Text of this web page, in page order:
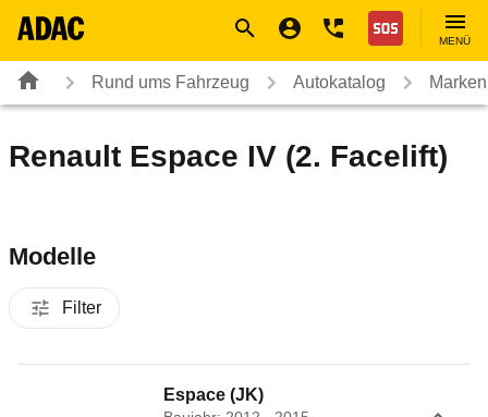
Nothilfe
MENÜ
Rund ums Fahrzeug Autokatalog
Renault Espace IV (2. Facelift)
Modelle
Filter
Espace (JK)